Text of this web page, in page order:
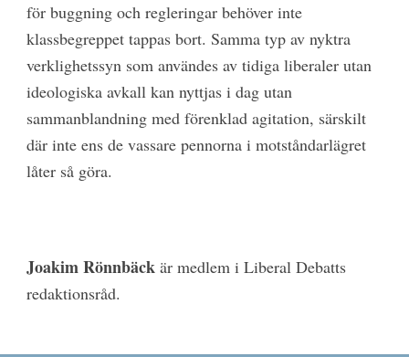
för buggning och regleringar behöver inte
klassbegreppet tappas bort. Samma typ av nyktra
verklighetssyn som användes av tidiga liberaler utan
ideologiska avkall kan nyttjas i dag utan
sammanblandning med förenklad agitation, särskilt
där inte ens de vassare pennorna i motståndarlägret
låter så göra.
Joakim Rönnbäck är medlem i Liberal ­Debatts
redaktionsråd.